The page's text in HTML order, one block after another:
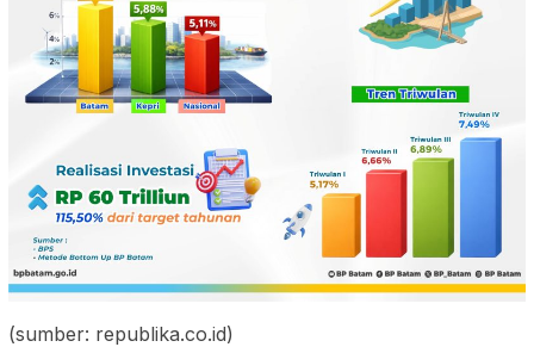
(sumber: republika.co.id)